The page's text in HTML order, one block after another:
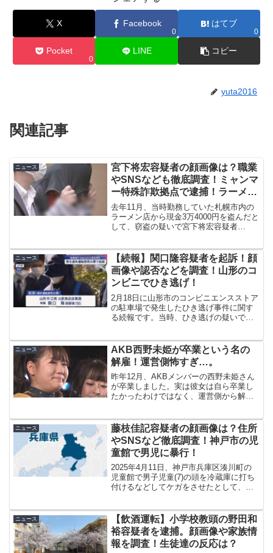
X Facebook
0
はてブ
0
Pocket
0
LINE コピー
yuta2016
関連記事
ニュース
宮下将宏容疑者の顔画像は？職業
やSNSなども徹底調査！ミャンマ
ー特殊詐欺拠点で逮捕！ラーメン
店で窃盗か
去年11月、当時勤務していた札幌市内の
ラーメン店から現金3万4000円を盗んだと
して、窃盗の疑いで宮下将宏容疑者
ろんのこと、顔画像や職業、SNSなども
徹底調査していきた...
ニュース
【続報】関口隆容疑者を起訴！顔
画像や認否などを調査！山形のコ
ンビニでひき逃げ！
2月18日に山形市のコンビニエンスストア
の駐車場で発生したひき逃げ事件に関す
る続報です。当時、ひき逃げの疑いで逮
者の顔画像や供述内容など調査した内容
を紹介していきます。...
ニュース
AKB西野未姫が卒業という名の
解雇！運営側怖すぎ…。
昨年12月、AKBメンバーの西野未姫さん
が卒業しました。実は彼女は自ら卒業し
たかったわけではなく、運営側から解雇
ニュース
藤枝佳記容疑者の顔画像は？住所
やSNSなど徹底調査！神戸市の児
童館で男児に暴行！
2025年4月11日、神戸市兵庫区湊川町の
児童館で男子児童(7)の頭を冷蔵庫に打ち
付けるなどしてケガをさせたとして、児
件の概要はもちろん、藤枝佳記容疑者の
プロフィ...
ニュース
【飲酒運転】小学校教頭の野田和
裕容疑者を逮捕。顔画像や家族情
報を調査！生徒達の反応は？